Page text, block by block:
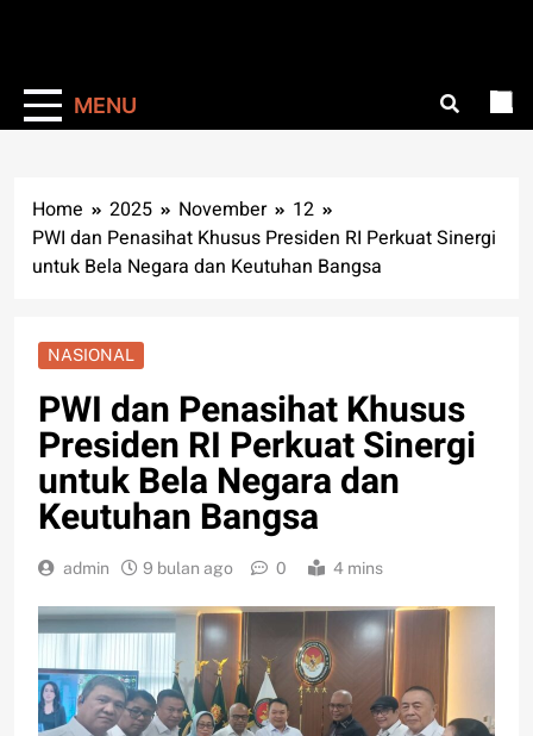
MENU
Home 2025 November
12
PWI dan Penasihat Khusus Presiden RI Perkuat Sinergi
untuk Bela Negara dan Keutuhan Bangsa
NASIONAL
PWI dan Penasihat Khusus
Presiden RI Perkuat Sinergi
untuk Bela Negara dan
Keutuhan Bangsa
admin 9 bulan ago 0 4 mins